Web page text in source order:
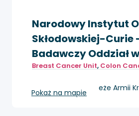
Narodowy Instytut
Skłodowskiej-
Badawczy Oddział
Breast Cancer Unit, Colon
Gliwice, ul. Wybrzeże Armii
Pokaż na mapie